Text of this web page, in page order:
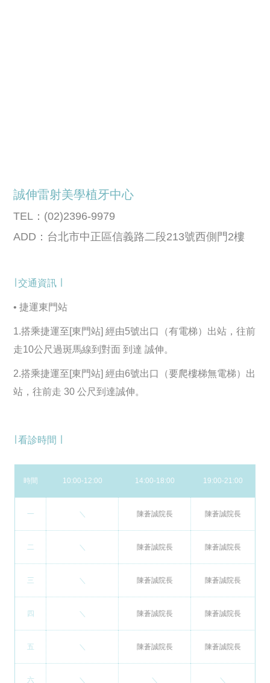
誠伸雷射美學植牙中心
TEL：(02)2396-9979
ADD：台北市中正區信義路二段213號西側門2樓
∣ 交通資訊 ∣
• 捷運東門站
1.搭乘捷運至[東門站] 經由5號出口（有電梯）出站，往前
走10公尺過斑馬線到對面 到達 誠伸。
2.搭乘捷運至[東門站] 經由6號出口（要爬樓梯無電梯）出
站，往前走 30 公尺到達誠伸。
∣ 看診時間 ∣
時間 10:00-12:00 14:00-18:00 19:00-21:00
一 ＼ 陳蒼誠院長 陳蒼誠院長
二 ＼ 陳蒼誠院長 陳蒼誠院長
三 ＼ 陳蒼誠院長 陳蒼誠院長
四 ＼ 陳蒼誠院長 陳蒼誠院長
五 ＼ 陳蒼誠院長 陳蒼誠院長
六 ＼ ＼ ＼